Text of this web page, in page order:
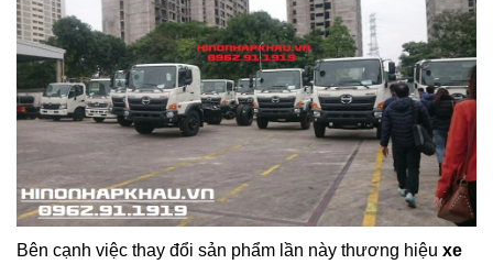
Bên cạnh việc thay đổi sản phẩm lần này thương hiệu xe